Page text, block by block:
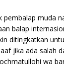
pembalap muda
balap
ditingkatkan
jika ada salah
wa